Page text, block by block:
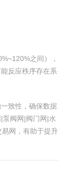
之间），
反应秩序存在系
致性，确保数据
泵阀网|阀门网|水
网，有助于提升